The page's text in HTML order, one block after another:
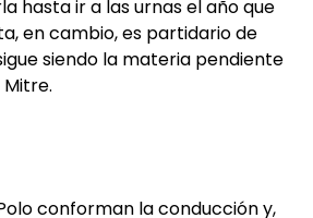
hasta ir a las urnas el año que
en cambio, es partidario de
siendo la materia pendiente
conforman la conducción y,